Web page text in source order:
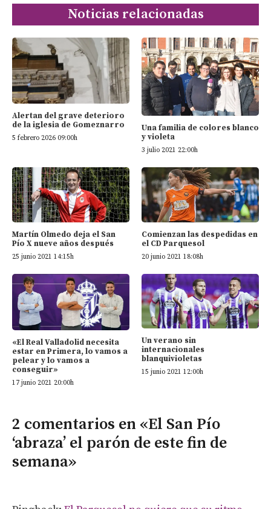
Noticias relacionadas
Alertan del grave deterioro
de la iglesia de Gomeznarro
5 febrero 2026 09:00h
Una familia de colores blanco
y violeta
3 julio 2021 22:00h
Martín Olmedo deja el San
Pío X nueve años después
25 junio 2021 14:15h
Comienzan las despedidas en
el CD Parquesol
20 junio 2021 18:08h
«El Real Valladolid necesita
estar en Primera, lo vamos a
pelear y lo vamos a
conseguir»
17 junio 2021 20:00h
Un verano sin
internacionales
blanquivioletas
15 junio 2021 12:00h
2 comentarios en «El San Pío
‘abraza’ el parón de este fin de
semana»